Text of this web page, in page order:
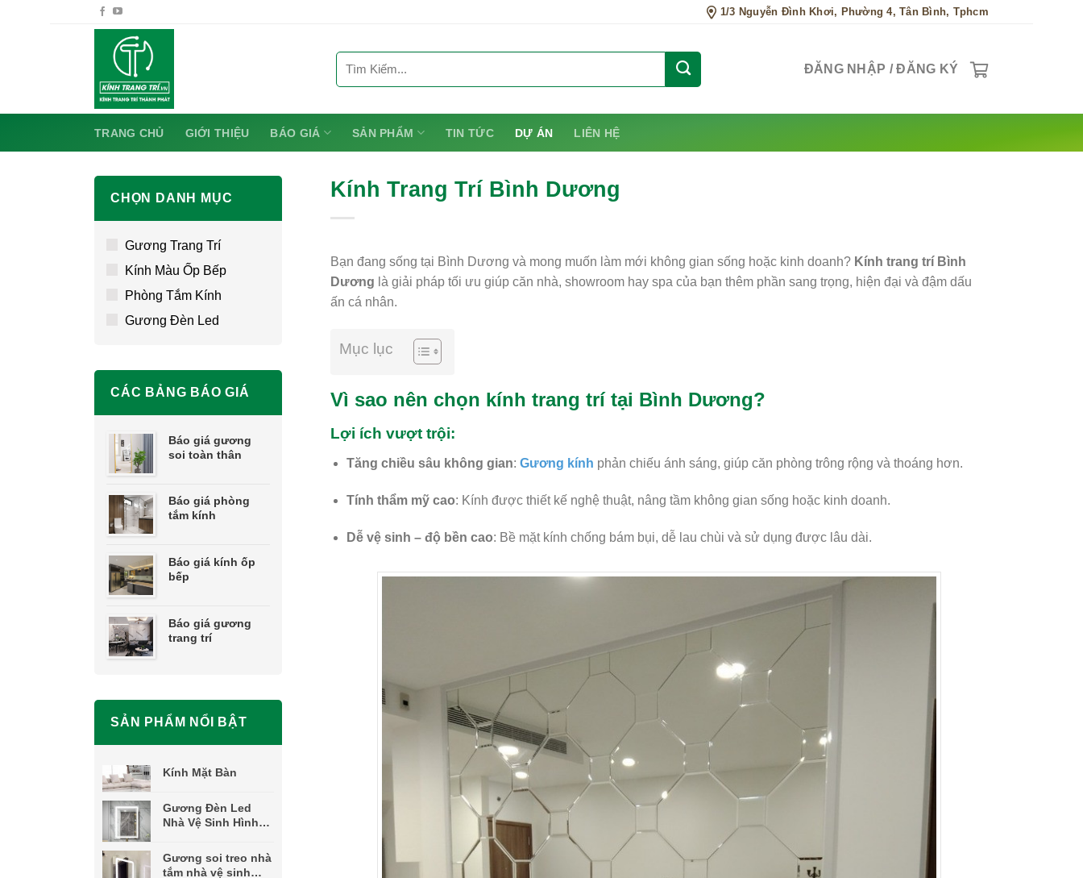
1/3 Nguyễn Đình Khơi, Phường 4, Tân Bình, Tphcm
Tìm
kiếm:
ĐĂNG NHẬP / ĐĂNG KÝ
TRANG CHỦ GIỚI THIỆU BÁO GIÁ SẢN PHẨM TIN TỨC DỰ ÁN LIÊN HỆ
CHỌN DANH MỤC
Gương Trang Trí
Kính Màu Ốp Bếp
Phòng Tắm Kính
Gương Đèn Led
CÁC BẢNG BÁO GIÁ
Báo giá gương
soi toàn thân
Báo giá phòng
tắm kính
Báo giá kính ốp
bếp
Báo giá gương
trang trí
SẢN PHẨM NỔI BẬT
Kính Mặt Bàn
Gương Đèn Led
Nhà Vệ Sinh Hình
Gương soi treo nhà
tắm nhà vệ sinh
Kính Trang Trí Bình Dương
Bạn đang sống tại Bình Dương và mong muốn làm mới không gian sống hoặc kinh doanh? Kính trang trí Bình
Dương là giải pháp tối ưu giúp căn nhà, showroom hay spa của bạn thêm phần sang trọng, hiện đại và đậm dấu
ấn cá nhân.
Mục lục
Vì sao nên chọn kính trang trí tại Bình Dương?
Lợi ích vượt trội:
Tăng chiều sâu không gian:Gương kính phản chiếu ánh sáng, giúp căn phòng trông rộng và thoáng hơn.
Tính thẩm mỹ cao: Kính được thiết kế nghệ thuật, nâng tầm không gian sống hoặc kinh doanh.
Dễ vệ sinh – độ bền cao: Bề mặt kính chống bám bụi, dễ lau chùi và sử dụng được lâu dài.